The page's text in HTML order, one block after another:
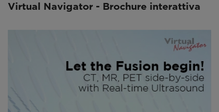
Virtual Navigator - Brochure interattiva